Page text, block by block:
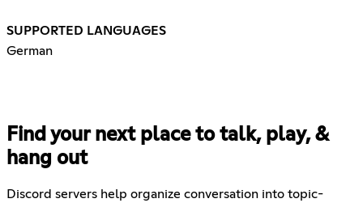
SUPPORTED LANGUAGES
German
Find your next place to talk, play, &
hang out
Discord servers help organize conversation into topic-